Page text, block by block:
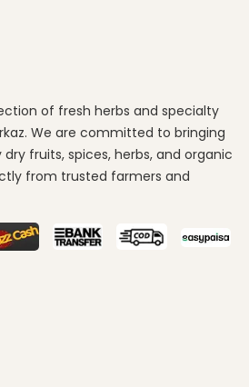
of fresh herbs and specialty
We are committed to bringing
fruits, spices, herbs, and organic
from trusted farmers and